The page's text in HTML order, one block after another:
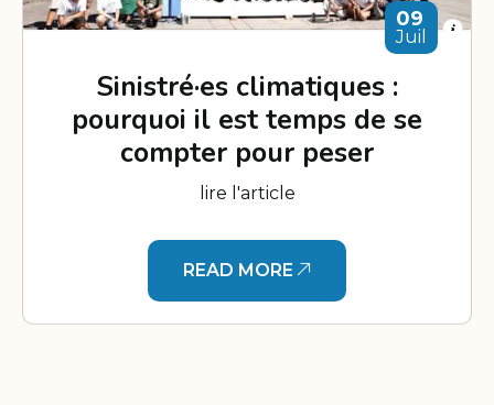
09
Juil
Sinistré·es climatiques :
pourquoi il est temps de se
compter pour peser
lire l'article
READ MORE